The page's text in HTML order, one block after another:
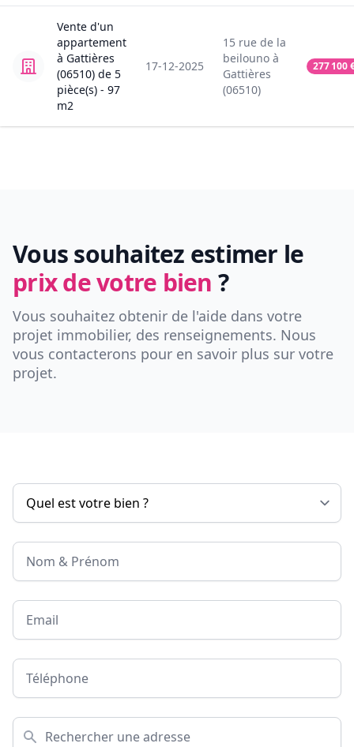
Vente d'un
appartement
à Gattières
(06510) de 5
pièce(s) - 97
m2
17-12-2025
15 rue de la
beilouno à
Gattières
(06510)
277 100
Vous souhaitez estimer le
prix de votre bien ?
Vous souhaitez obtenir de l'aide dans votre
projet immobilier, des renseignements. Nous
vous contacterons pour en savoir plus sur votre
projet.
Nom & Prénom
Email
Téléphone
Adresse